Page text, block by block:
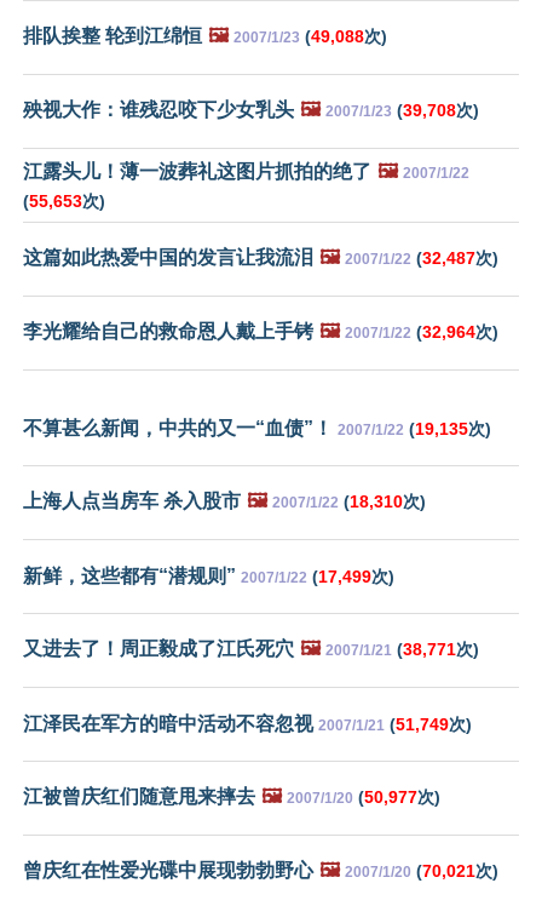
排队挨整 轮到江绵恒 🖼️ 2007/1/23 (49,088次)
殃视大作：谁残忍咬下少女乳头 🖼️ 2007/1/23 (39,708次)
江露头儿！薄一波葬礼这图片抓拍的绝了 🖼️ 2007/1/22
(55,653次)
这篇如此热爱中国的发言让我流泪 🖼️ 2007/1/22 (32,487次)
李光耀给自己的救命恩人戴上手铐 🖼️ 2007/1/22 (32,964次)
不算甚么新闻，中共的又一“血债”！ 2007/1/22 (19,135次)
上海人点当房车 杀入股市 🖼️ 2007/1/22 (18,310次)
新鲜，这些都有“潜规则” 2007/1/22 (17,499次)
又进去了！周正毅成了江氏死穴 🖼️ 2007/1/21 (38,771次)
江泽民在军方的暗中活动不容忽视 2007/1/21 (51,749次)
江被曾庆红们随意甩来摔去 🖼️ 2007/1/20 (50,977次)
曾庆红在性爱光碟中展现勃勃野心 🖼️ 2007/1/20 (70,021次)